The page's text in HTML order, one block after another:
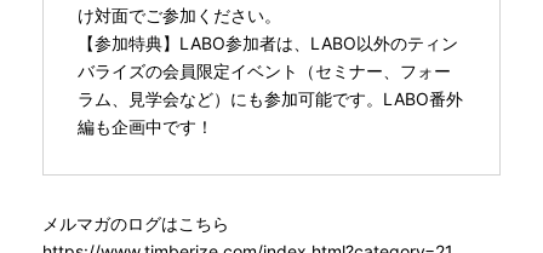
け対面でご参加ください。
【参加特典】LABO参加者は、LABO以外のティン
バライズの会員限定イベント（セミナー、フォー
ラム、見学会など）にも参加可能です。LABO番外
編も企画中です！
メルマガのログはこちら